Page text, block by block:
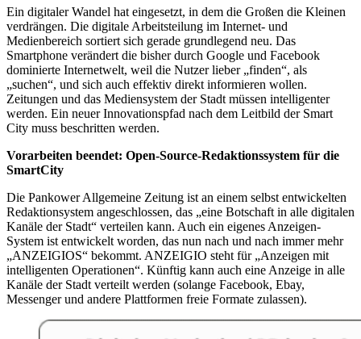
Ein digitaler Wandel hat eingesetzt, in dem die Großen die Kleinen
verdrängen. Die digitale Arbeitsteilung im Internet- und
Medienbereich sortiert sich gerade grundlegend neu. Das
Smartphone verändert die bisher durch Google und Facebook
dominierte Internetwelt, weil die Nutzer lieber „finden“, als
„suchen“, und sich auch effektiv direkt informieren wollen.
Zeitungen und das Mediensystem der Stadt müssen intelligenter
werden. Ein neuer Innovationspfad nach dem Leitbild der Smart
City muss beschritten werden.
Vorarbeiten beendet: Open-Source-Redaktionssystem für die
SmartCity
Die Pankower Allgemeine Zeitung ist an einem selbst entwickelten
Redaktionsystem angeschlossen, das „eine Botschaft in alle digitalen
Kanäle der Stadt“ verteilen kann. Auch ein eigenes Anzeigen-
System ist entwickelt worden, das nun nach und nach immer mehr
„ANZEIGIOS“ bekommt. ANZEIGIO steht für „Anzeigen mit
intelligenten Operationen“. Künftig kann auch eine Anzeige in alle
Kanäle der Stadt verteilt werden (solange Facebook, Ebay,
Messenger und andere Plattformen freie Formate zulassen).